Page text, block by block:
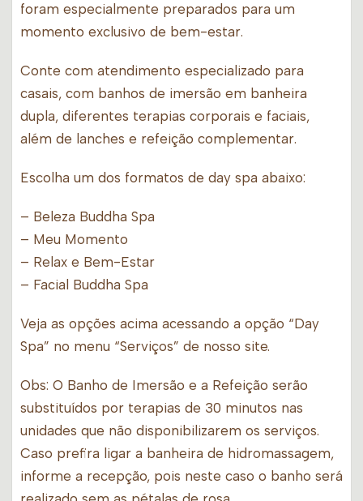
foram especialmente preparados para um
momento exclusivo de bem-estar.
Conte com atendimento especializado para
casais, com banhos de imersão em banheira
dupla, diferentes terapias corporais e faciais,
além de lanches e refeição complementar.
Escolha um dos formatos de day spa abaixo:
– Beleza Buddha Spa
– Meu Momento
– Relax e Bem-Estar
– Facial Buddha Spa
Veja as opções acima acessando a opção “Day
Spa” no menu “Serviços” de nosso site.
Obs: O Banho de Imersão e a Refeição serão
substituídos por terapias de 30 minutos nas
unidades que não disponibilizarem os serviços.
Caso prefira ligar a banheira de hidromassagem,
informe a recepção, pois neste caso o banho será